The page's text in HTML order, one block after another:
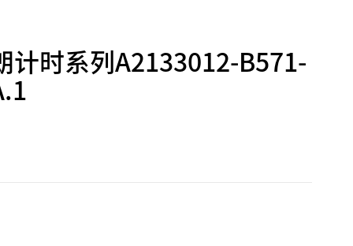
计时系列A2133012-B571-